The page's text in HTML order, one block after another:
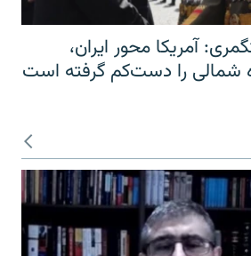
آمریکا محور ایران،
شمالی را دست‌کم گرفته است